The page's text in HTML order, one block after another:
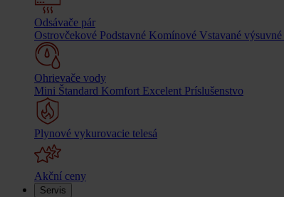
Odsávače pár
Ostrovčekové Podstavné Komínové Vstavané výsuvné
Ohrievače vody
Mini Štandard Komfort Excelent Príslušenstvo
Plynové vykurovacie telesá
Akční ceny
Servis